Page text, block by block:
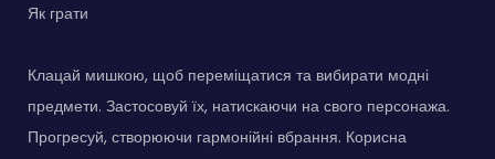
Як грати
Клацай мишкою, щоб переміщатися та вибирати модні
предмети. Застосовуй їх, натискаючи на свого персонажа.
Прогресуй, створюючи гармонійні вбрання. Корисна